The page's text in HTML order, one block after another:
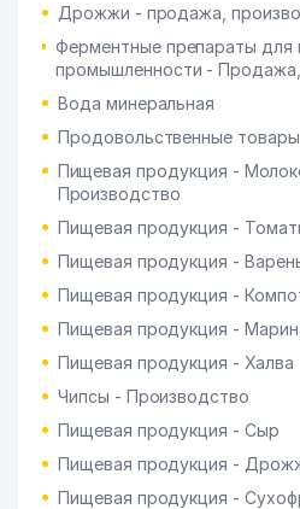
Дрожжи - продажа,
Ферментные препараты для
промышленности -
Вода минеральная
Продовольственные
Пищевая продукция -
Производство
Пищевая продукция -
Пищевая продукция -
Пищевая продукция -
Пищевая продукция -
Пищевая продукция - Халва
Чипсы - Производство
Пищевая продукция - Сыр
Пищевая продукция -
Пищевая продукция -